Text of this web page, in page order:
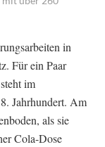
in
Für ein Paar
im
Jahrhundert. Am
als sie
Cola-Dose